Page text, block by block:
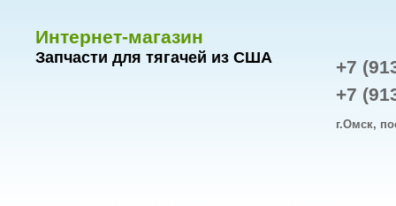
Интернет-магазин
Запчасти для тягачей из США
+7
+7
г.Омск,